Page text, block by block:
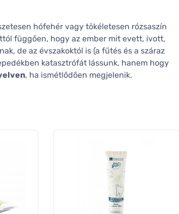
hófehér vagy tökéletesen rózsaszín
függően, hogy az ember mit evett, ivott,
de az évszakoktól is (a fűtés és a száraz
katasztrófát lássunk, hanem hogy
, ha ismétlődően megjelenik.